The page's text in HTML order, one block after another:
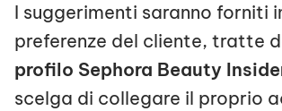
I suggerimenti saranno forniti
preferenze del cliente, tratte
profilo Sephora Beauty
scelga di collegare il proprio